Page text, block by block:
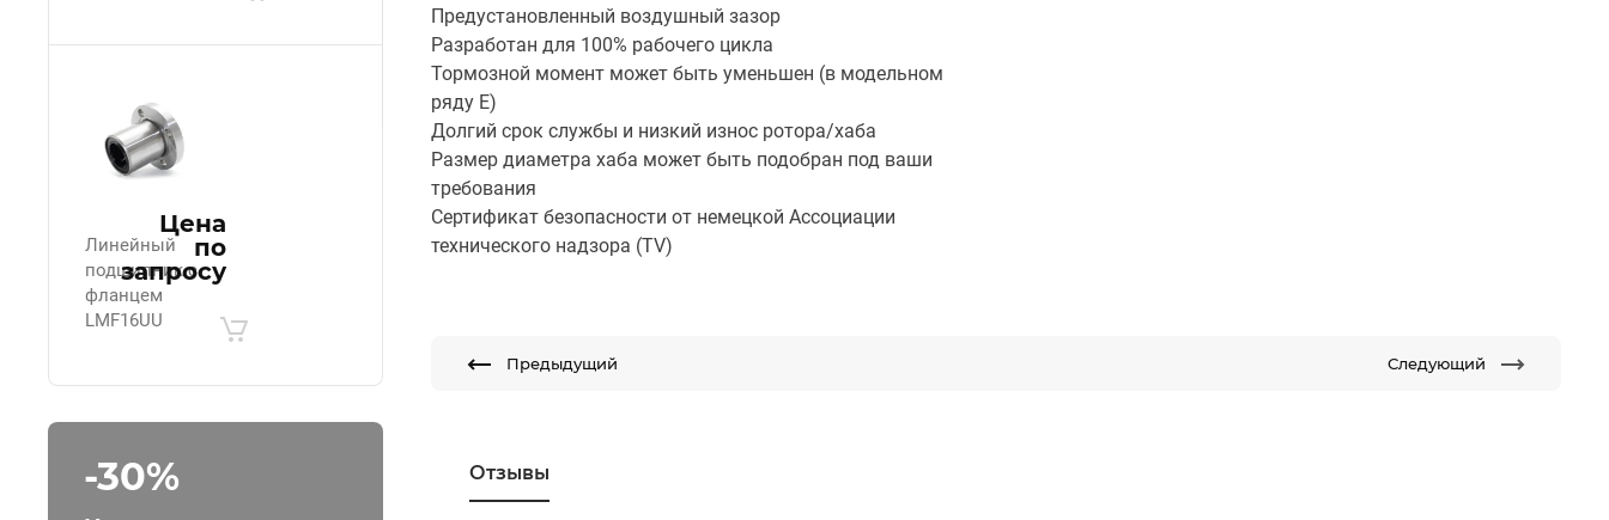
Линейный
подшипник с
фланцем
LMF16UU
Цена
по
запросу
-30%
Предустановленный воздушный зазор
Разработан для 100% рабочего цикла
Тормозной момент может быть уменьшен (в модельном
ряду Е)
Долгий срок службы и низкий износ ротора/хаба
Размер диаметра хаба может быть подобран под ваши
требования
Сертификат безопасности от немецкой Ассоциации
технического надзора (TV)
Предыдущий Следующий
Отзывы